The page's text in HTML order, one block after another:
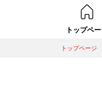
トップペ
トップページ